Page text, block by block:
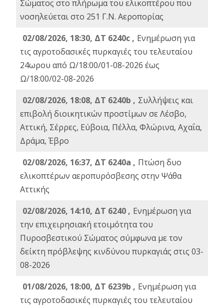
Σώματος στο πλήρωμα του ελικοπτέρου που
νοσηλεύεται στο 251 Γ.Ν. Αεροπορίας
02/08/2026, 18:30, ΔΤ 6240c , Ενημέρωση για
τις αγροτοδασικές πυρκαγιές του τελευταίου
24ωρου από Ω/18:00/01-08-2026 έως
Ω/18:00/02-08-2026
02/08/2026, 18:08, ΔΤ 6240b , Συλλήψεις και
επιβολή διοικητικών προστίμων σε Λέσβο,
Αττική, Σέρρες, Εύβοια, Πέλλα, Φλώρινα, Αχαΐα,
Δράμα, Έβρο
02/08/2026, 16:37, ΔΤ 6240a , Πτώση δυο
ελικοπτέρων αεροπυρόσβεσης στην Ψάθα
Αττικής
02/08/2026, 14:10, ΔΤ 6240 , Ενημέρωση για
την επιχειρησιακή ετοιμότητα του
Πυροσβεστικού Σώματος σύμφωνα με τον
δείκτη πρόβλεψης κινδύνου πυρκαγιάς στις 03-
08-2026
01/08/2026, 18:00, ΔΤ 6239b , Ενημέρωση για
τις αγροτοδασικές πυρκαγιές του τελευταίου